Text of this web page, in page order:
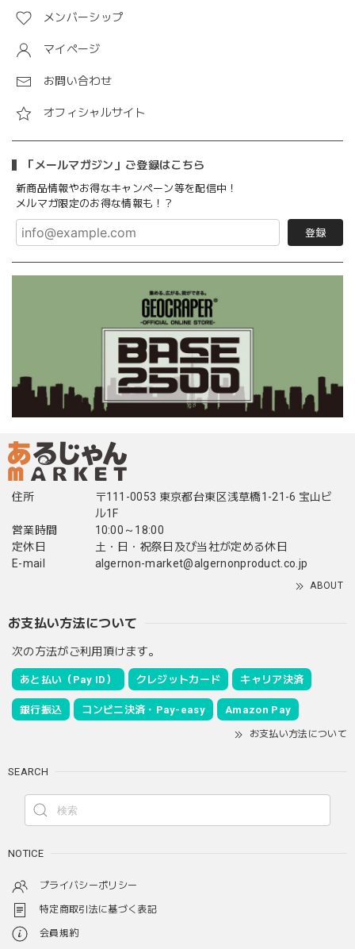
メンバーシップ
マイページ
お問い合わせ
オフィシャルサイト
「メールマガジン」ご登録はこちら
新商品情報やお得なキャンペーン等を配信中！
メルマガ限定のお得な情報も！？
登録
住所
〒111-0053 東京都台東区浅草橋1-21-6 宝山ビ
ル1F
営業時間
10:00～18:00
定休日
土・日・祝祭日及び当社が定める休日
E-mail
algernon-market@algernonproduct.co.jp
ABOUT
お支払い方法について
次の方法がご利用頂けます。
あと払い（Pay ID） クレジットカード キャリア決済
銀行振込 コンビニ決済・Pay-easy Amazon Pay
お支払い方法について
SEARCH
NOTICE
プライバシーポリシー
特定商取引法に基づく表記
会員規約